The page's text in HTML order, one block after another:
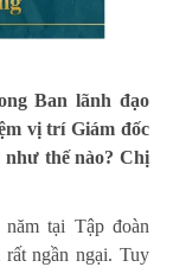
Ban lãnh đạo
vị trí Giám đốc
như thế nào? Chị
tại Tập đoàn
ngần ngại. Tuy